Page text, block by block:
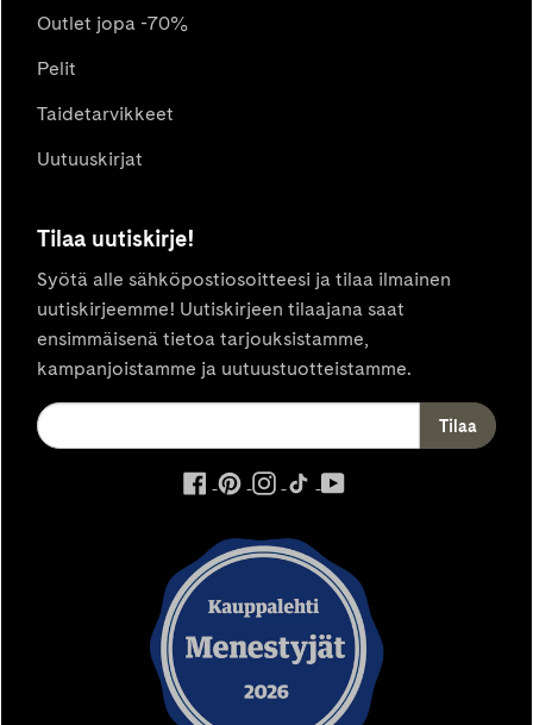
Outlet jopa -70%
Pelit
Taidetarvikkeet
Uutuuskirjat
Tilaa uutiskirje!
Syötä alle sähköpostiosoitteesi ja tilaa ilmainen
uutiskirjeemme! Uutiskirjeen tilaajana saat
ensimmäisenä tietoa tarjouksistamme,
kampanjoistamme ja uutuustuotteistamme.
ulkoinen
avautuu
uuteen
välilehteen
ulkoinen
avautuu
uuteen
välilehteen
ulkoinen
avautuu
uuteen
välilehteen
ulkoinen
uuteen
välilehteen
välilehteen